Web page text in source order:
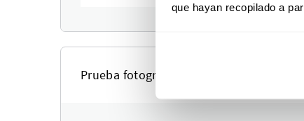
que hayan recopilado a
Prueba fotográfica